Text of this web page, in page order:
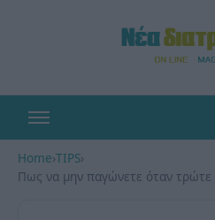
Home›TIPS›
Πως να μην παγώνετε όταν τρώτε